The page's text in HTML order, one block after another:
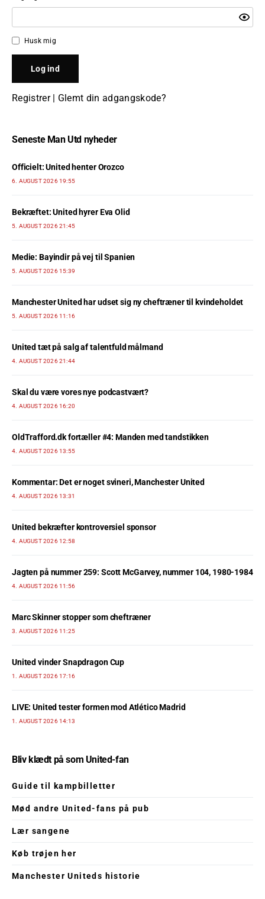
Husk mig
Registrer| Glemt din adgangskode?
Seneste Man Utd nyheder
Officielt: United henter Orozco
6. AUGUST 2026 19:55
Bekræftet: United hyrer Eva Olid
5. AUGUST 2026 21:45
Medie: Bayindir på vej til Spanien
5. AUGUST 2026 15:39
Manchester United har udset sig ny cheftræner til kvindeholdet
5. AUGUST 2026 11:16
United tæt på salg af talentfuld målmand
4. AUGUST 2026 21:44
Skal du være vores nye podcastvært?
4. AUGUST 2026 16:20
OldTrafford.dk fortæller #4: Manden med tandstikken
4. AUGUST 2026 13:55
Kommentar: Det er noget svineri, Manchester United
4. AUGUST 2026 13:31
United bekræfter kontroversiel sponsor
4. AUGUST 2026 12:58
Jagten på nummer 259: Scott McGarvey, nummer 104, 1980-1984
4. AUGUST 2026 11:56
Marc Skinner stopper som cheftræner
3. AUGUST 2026 11:25
United vinder Snapdragon Cup
1. AUGUST 2026 17:16
LIVE: United tester formen mod Atlético Madrid
1. AUGUST 2026 14:13
Bliv klædt på som United-fan
Guide til kampbilletter
Mød andre United-fans på pub
Lær sangene
Køb trøjen her
Manchester Uniteds historie